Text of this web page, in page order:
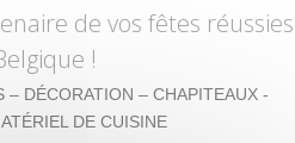
de vos fêtes réussies
!
– DÉCORATION – CHAPITEAUX -
DE CUISINE